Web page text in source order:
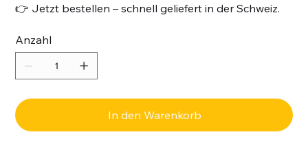
👉 Jetzt bestellen – schnell geliefert in der Schweiz.
Anzahl
In den Warenkorb